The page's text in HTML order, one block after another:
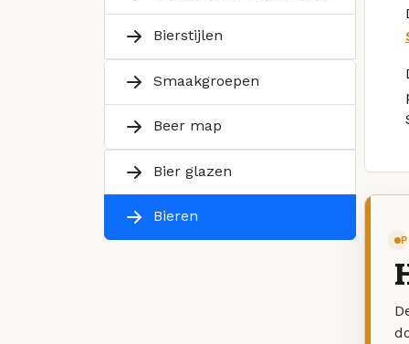
Bierstijlen
Smaakgroepen
Beer map
Bier glazen
Bieren